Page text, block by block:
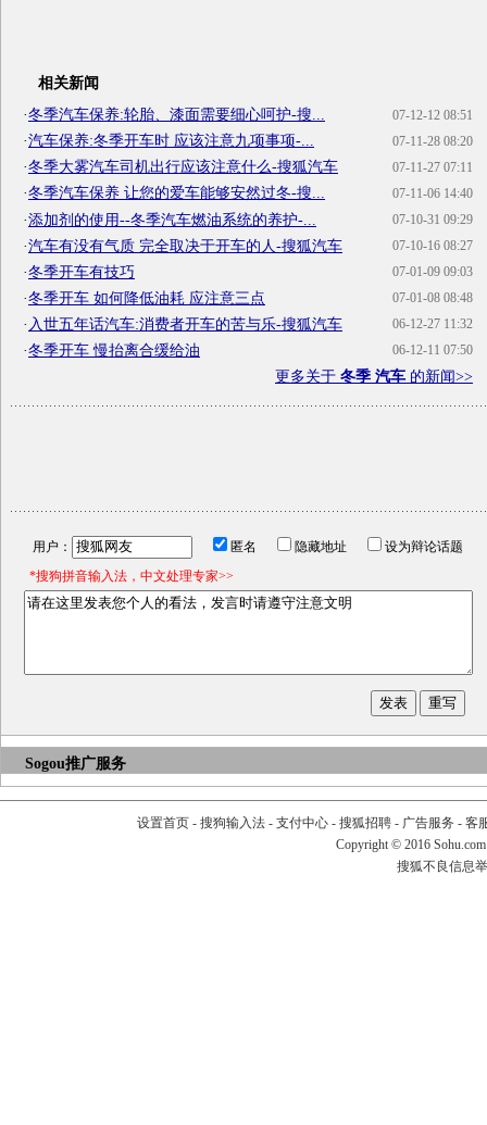
相关新闻
07-12-12 08:51
·冬季汽车保养:轮胎、漆面需要细心呵护-搜...
07-11-28 08:20
·汽车保养:冬季开车时 应该注意九项事项-...
07-11-27 07:11
·冬季大雾汽车司机出行应该注意什么-搜狐汽车
07-11-06 14:40
·冬季汽车保养 让您的爱车能够安然过冬-搜...
07-10-31 09:29
·添加剂的使用--冬季汽车燃油系统的养护-...
07-10-16 08:27
·汽车有没有气质 完全取决于开车的人-搜狐汽车
07-01-09 09:03
·冬季开车有技巧
07-01-08 08:48
·冬季开车 如何降低油耗 应注意三点
06-12-27 11:32
· 入世五年话汽车:消费者开车的苦与乐-搜狐汽车
06-12-11 07:50
·冬季开车 慢抬离合缓给油
更多关于 冬季 汽车 的新闻>>
用户： 匿名 隐藏地址
设为辩论话题
*搜狗拼音输入法，中文处理专家>>
Sogou推广服务
设置首页- 搜狗输入法- 支付中心- 搜狐招聘- 广告服务 - 客
Copyright © 2016
搜狐不良信息